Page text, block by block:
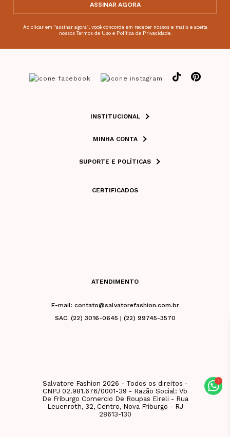
ASSINAR AGORA
Ao clicar em "assinar agora", você concorda em receber nossos e-mails e aceita
nossos Termos de Uso e Política de Privacidade.
INSTITUCIONAL
MINHA CONTA
SUPORTE E POLÍTICAS
CERTIFICADOS
ATENDIMENTO
E-mail: contato@salvatorefashion.com.br
SAC: (22) 3016-0645 | (22) 99745-3570
Salvatore Fashion 2026 - Todos os direitos -
CNPJ 02.981.676/0001-39 - Razão Social: Vb
De Friburgo Comercio De Roupas Eireli - Rua
Leuenroth, 32, Centro, Nova Friburgo - RJ
28613-130